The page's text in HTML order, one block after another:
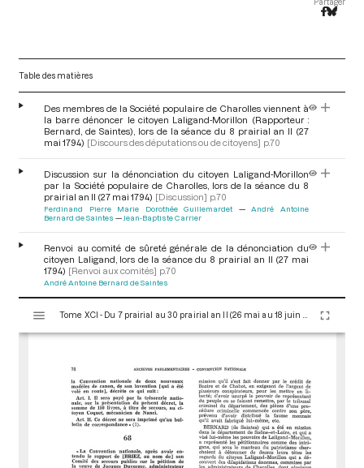
Table des matières
Des membres de la Société populaire de Charolles viennent à
la barre dénoncer le citoyen Laligand-Morillon (Rapporteur :
Bernard, de Saintes), lors de la séance du 8 prairial an II (27
mai 1794) [Discours des députations ou de citoyens] p.70
Discussion sur la dénonciation du citoyen Laligand-Morillon
par la Société populaire de Charolles, lors de la séance du 8
prairial an II (27 mai 1794) [Discussion] p.70
Ferdinand Pierre Marie Dorothée Guillemardet
André Antoine
Bernard de Saintes
Jean-Baptiste Carrier
Renvoi au comité de sûreté générale de la dénonciation du
citoyen Laligand, lors de la séance du 8 prairial an II (27 mai
1794) [Renvoi aux comités] p.70
André Antoine Bernard de Saintes
s